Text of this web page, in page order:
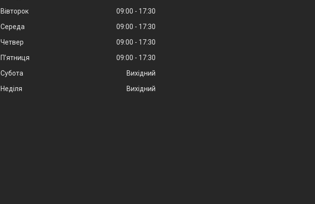
Вівторок
09:00
17:30
Середа
09:00
17:30
Четвер
09:00
17:30
Пʼятниця
09:00
17:30
Субота
Вихідний
Неділя
Вихідний